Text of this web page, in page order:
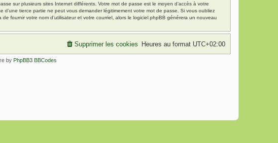
sur plusieurs sites Internet différents. Votre mot de passe est le moyen d’accès à votre
tierce partie ne peut vous demander légitimement votre mot de passe. Si vous oubliez
fournir votre nom d’utilisateur et votre courriel, alors le logiciel phpBB générera un nouveau
Heures au format UTC+02:00
Supprimer les cookies
by PhpBB3 BBCodes